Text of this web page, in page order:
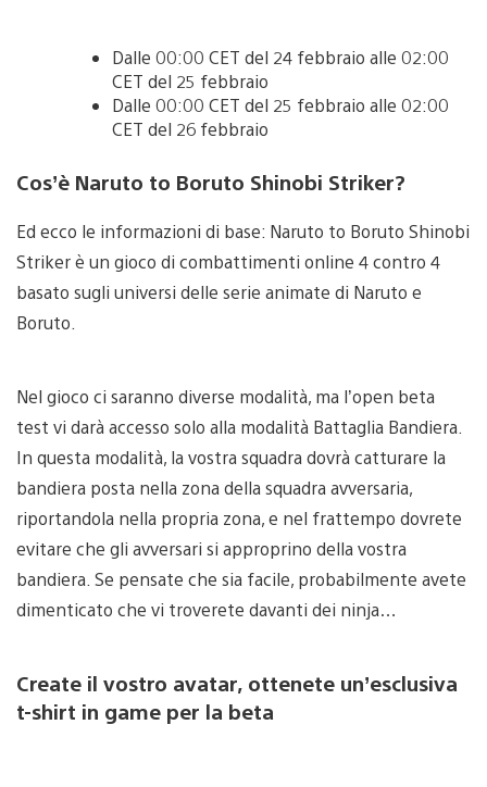
Dalle 00:00 CET del 24 febbraio alle 02:00
CET del 25 febbraio
Dalle 00:00 CET del 25 febbraio alle 02:00
CET del 26 febbraio
Cos’è Naruto to Boruto Shinobi Striker?
Ed ecco le informazioni di base: Naruto to Boruto Shinobi
Striker è un gioco di combattimenti online 4 contro 4
basato sugli universi delle serie animate di Naruto e
Boruto.
Nel gioco ci saranno diverse modalità, ma l’open beta
test vi darà accesso solo alla modalità Battaglia Bandiera.
In questa modalità, la vostra squadra dovrà catturare la
bandiera posta nella zona della squadra avversaria,
riportandola nella propria zona, e nel frattempo dovrete
evitare che gli avversari si approprino della vostra
bandiera. Se pensate che sia facile, probabilmente avete
dimenticato che vi troverete davanti dei ninja…
Create il vostro avatar, ottenete un’esclusiva
t-shirt in game per la beta